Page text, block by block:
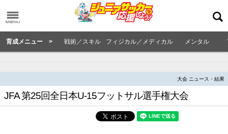
育成メニュー > 戦術／スキル フィジカル／メディカル メンタル
大会 ニュース・結果
JFA 第25回全日本U-15フットサル選手権大会